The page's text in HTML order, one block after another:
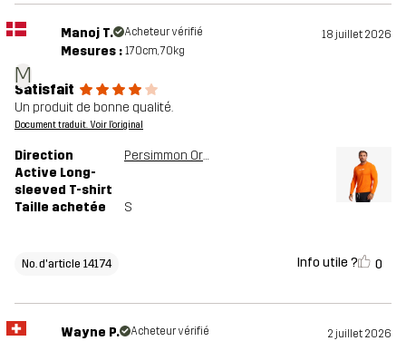
M
Manoj T. Acheteur vérifié 18 juillet 2026
Mesures : 170cm, 70kg
Satisfait
Un produit de bonne qualité.
Document traduit. Voir l'original
Direction
Active Long-
sleeved T-shirt
Persimmon Orange
Taille achetée S
No. d'article 14174 Info utile ? 0
Wayne P. Acheteur vérifié 2 juillet 2026